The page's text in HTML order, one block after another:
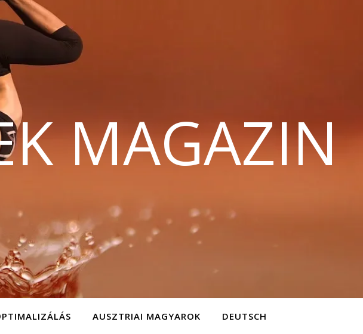
MAGAZIN
AUSZTRIAI MAGYAROK DEUTSCH